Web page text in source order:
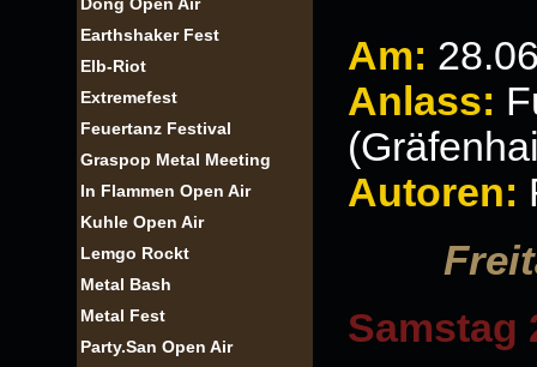
Earthshaker Fest
Elb-Riot
Extremefest
Feuertanz Festival
Graspop Metal Meeting
In Flammen Open Air
Kuhle Open Air
Lemgo Rockt
Metal Bash
Metal Fest
Party.San Open Air
Am: 28.0
Anlass:
Autoren:
Samstag